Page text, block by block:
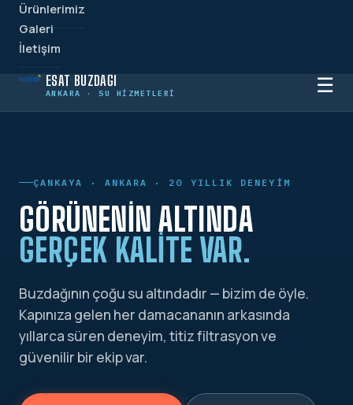
ESAT BUZDAĞI
ANKARA · SU HIZMETLERI
Ürünlerimiz
Galeri
İletişim
☰
ÇANKAYA · ANKARA · 20 YILLIK DENEYIM
GÖRÜNENIN ALTINDA
GERÇEK KALITE VAR.
Buzdağının çoğu su altındadır — bizim de öyle.
Kapınıza gelen her damacananın arkasında
yıllarca süren deneyim, titiz filtrasyon ve
güvenilir bir ekip var.